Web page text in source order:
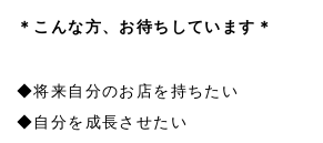
＊こんな方、お待ちしています＊
◆将来自分のお店を持ちたい
◆自分を成長させたい